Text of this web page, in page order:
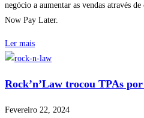
negócio a aumentar as vendas através
Now Pay Later.
Ler mais
Rock’n’Law trocou TPAs
Fevereiro 22, 2024